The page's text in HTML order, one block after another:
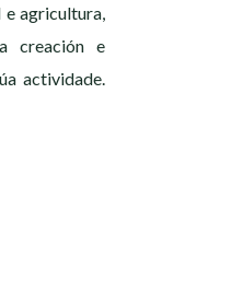
agricultura,
creación e
actividade.